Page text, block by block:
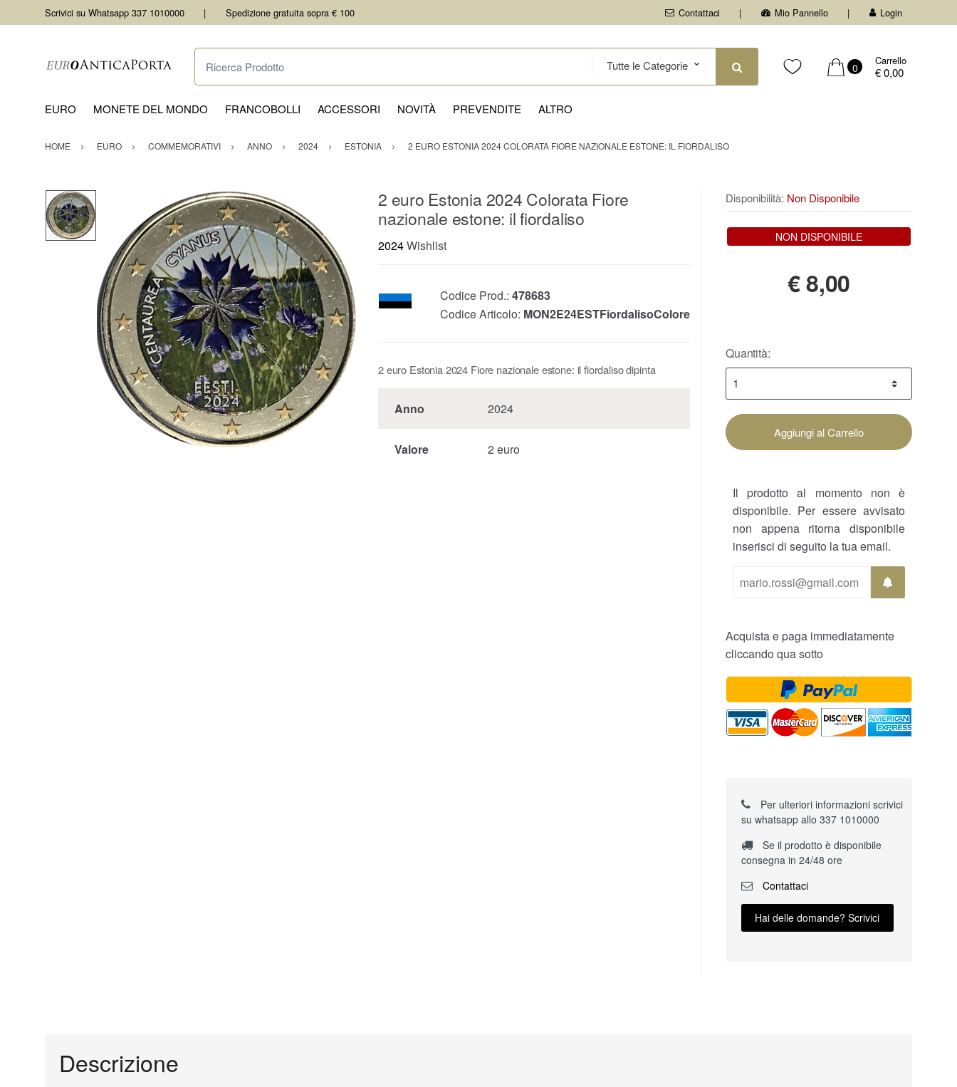
Scrivici su Whatsapp 337 1010000 Spedizione gratuita sopra € 100 Contattaci Mio Pannello Login
Ricerca Prodotto
0
Carrello
€ 0,00
EURO MONETE DEL MONDO FRANCOBOLLI ACCESSORI NOVITÀ PREVENDITE ALTRO
HOME EURO COMMEMORATIVI ANNO 2024 ESTONIA 2 EURO ESTONIA 2024 COLORATA FIORE NAZIONALE ESTONE: IL FIORDALISO
2 euro Estonia 2024 Colorata Fiore
nazionale estone: il fiordaliso
2024Wishlist
Codice Prod.: 478683
Codice Articolo: MON2E24ESTFiordalisoColore
2 euro Estonia 2024 Fiore nazionale estone: il fiordaliso dipinta
Anno 2024
Valore 2 euro
Disponibilità: Non Disponibile
NON DISPONIBILE
€8,00
Quantità:
Aggiungi al Carrello
Il prodotto al momento non è
disponibile. Per essere avvisato
non appena ritorna disponibile
inserisci di seguito la tua email.
Acquista e paga immediatamente
cliccando qua sotto
Per ulteriori informazioni scrivici
su whatsapp allo 337 1010000
Se il prodotto è disponibile
consegna in 24/48 ore
Contattaci
Hai delle domande? Scrivici
Descrizione